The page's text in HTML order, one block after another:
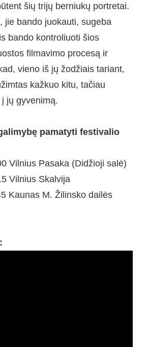
šių trijų berniukų portretai.
jie bando juokauti, sugeba
bando kontroliuoti šios
filmavimo procesą ir
vieno iš jų žodžiais tariant,
kažkuo kitu, tačiau
jų gyvenimą.
pamatyti festivalio
Vilnius Pasaka (Didžioji salė)
Vilnius Skalvija
Kaunas M. Žilinsko dailės